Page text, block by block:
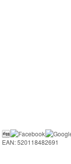
EAN: 520118482691